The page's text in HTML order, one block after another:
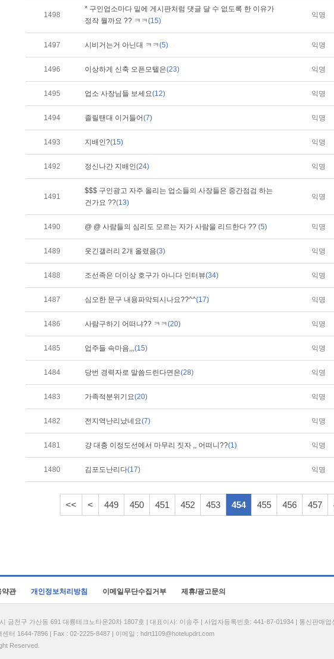
1498
* 구인업소마다 밑에 게시판처럼 댓글 달 수 없도록 한 이유가
정작 뭘까요 ?? ㅋㅋ(15)
익명
1497 시비거는거 아닌대 ㅋㅋ(5) 익명
1496 이상하게 신축 오픈모텔은(23) 익명
1495 업소 사장님들 보세요(12) 익명
1494 졸릴탠대 이거들어(7) 익명
1493 지배인?(15) 익명
1492 정신나간 지배인(24) 익명
1491
$$$ 구인광고 자주 올리는 업소들의 사장들은 중간점검 하는
건가요 ??(13)
익명
1490 @ @ 사람들의 심리도 모르는 자가 사람을 리드한다 ?? (5) 익명
1489 웃긴갤러리 2개 올렸음(3) 익명
1488 조선족은 더이상 호구가 아니다 인터뷰(34) 익명
1487 심오한 문구 내용파악되시나요??^^(17) 익명
1486 사람구하기 어떠냐?? ㅋㅋ(20) 익명
1485 업주들 속마음,,,(15) 익명
1484 당번 경력자로 말씀드린다면은(28) 익명
1483 가족적분위기요(20) 익명
1482 전지역난리났네요(7) 익명
1481 걍 대충 이정도선에서 마무리 짓자 ,, 어떠니??(1) 익명
1480 김포도난리다(17) 익명
<< < 449 450 451 452 453 454 455 456 457
약관 개인정보처리방침 이메일무단수집거부 제휴/광고문의
금천구 가산동 691 대륭테크노타운20차 1807호 | 대표이사: 이송주 | 사업자등록번호: 441-87-01934 | 통신판매업
터 1644-7896 | Fax : 02-2225-8487 | 이메일 : hdrt1109@hotelupdrt.com
Reserved.